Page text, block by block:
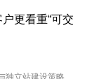
更看重“可交
独立站建设策略